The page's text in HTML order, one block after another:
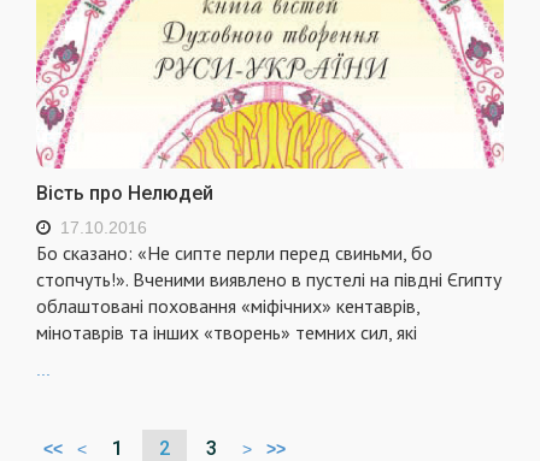
Вість про Нелюдей
17.10.2016
Бо сказано: «Не сипте перли перед свиньми, бо
стопчуть!». Вченими виявлено в пустелі на півдні Єгипту
облаштовані поховання «міфічних» кентаврів,
мінотаврів та інших «творень» темних сил, які
<< < 1 2 3 > >>